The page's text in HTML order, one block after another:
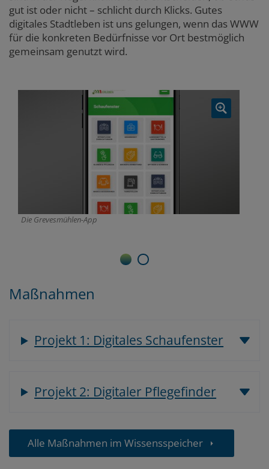
gut ist oder nicht – schlicht durch Klicks. Gutes
digitales Stadtleben ist uns gelungen, wenn das WWW
für die konkreten Bedürfnisse vor Ort bestmöglich
gemeinsam genutzt wird.
Die Grevesmühlen-App
Maßnahmen
Projekt 1: Digitales Schaufenster
Projekt 2: Digitaler Pflegefinder
Alle Maßnahmen im Wissensspeicher